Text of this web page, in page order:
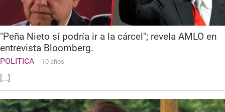
"Peña Nieto sí podría ir a la cárcel"; revela AMLO en
entrevista Bloomberg.
POLITICA 10 años
[...]